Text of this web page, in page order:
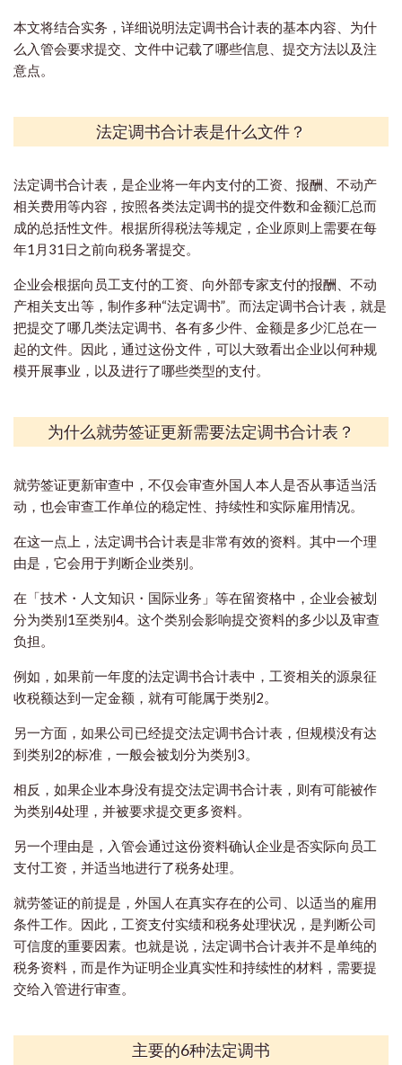
本文将结合实务，详细说明法定调书合计表的基本内容、为什
么入管会要求提交、文件中记载了哪些信息、提交方法以及注
意点。
法定调书合计表是什么文件？
法定调书合计表，是企业将一年内支付的工资、报酬、不动产
相关费用等内容，按照各类法定调书的提交件数和金额汇总而
成的总括性文件。根据所得税法等规定，企业原则上需要在每
年1月31日之前向税务署提交。
企业会根据向员工支付的工资、向外部专家支付的报酬、不动
产相关支出等，制作多种“法定调书”。而法定调书合计表，就是
把提交了哪几类法定调书、各有多少件、金额是多少汇总在一
起的文件。因此，通过这份文件，可以大致看出企业以何种规
模开展事业，以及进行了哪些类型的支付。
为什么就劳签证更新需要法定调书合计表？
就劳签证更新审查中，不仅会审查外国人本人是否从事适当活
动，也会审查工作单位的稳定性、持续性和实际雇用情况。
在这一点上，法定调书合计表是非常有效的资料。其中一个理
由是，它会用于判断企业类别。
在「技术・人文知识・国际业务」等在留资格中，企业会被划
分为类别1至类别4。这个类别会影响提交资料的多少以及审查
负担。
例如，如果前一年度的法定调书合计表中，工资相关的源泉征
收税额达到一定金额，就有可能属于类别2。
另一方面，如果公司已经提交法定调书合计表，但规模没有达
到类别2的标准，一般会被划分为类别3。
相反，如果企业本身没有提交法定调书合计表，则有可能被作
为类别4处理，并被要求提交更多资料。
另一个理由是，入管会通过这份资料确认企业是否实际向员工
支付工资，并适当地进行了税务处理。
就劳签证的前提是，外国人在真实存在的公司、以适当的雇用
条件工作。因此，工资支付实绩和税务处理状况，是判断公司
可信度的重要因素。也就是说，法定调书合计表并不是单纯的
税务资料，而是作为证明企业真实性和持续性的材料，需要提
交给入管进行审查。
主要的6种法定调书